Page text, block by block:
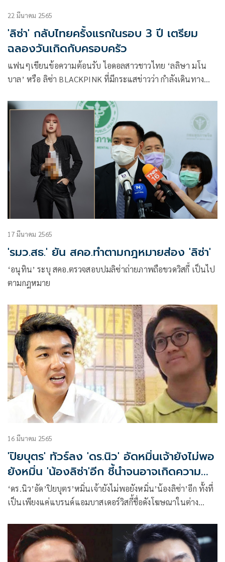
22 มีนาคม 2565
'ลิซ่า' กลับไทยครั้งแรกในรอบ 3 ปี เตรียม
ฉลองวันเกิดกับครอบครัว
แฟนๆเขียนข้อความต้อนรับ ไอดอลสาวชาวไทย ‘ลลิษา มโน
บาล’ หรือ ลิซ่า BLACKPINK ที่มีกระแสข่าวว่า กำลังเดินทาง
17 มีนาคม 2565
'รมว.สธ.' ยัน สคอ.ทำตามกฎหมายส่อง 'ลิซ่า'
‘อนุทิน’ ระบุ สคอ.ตรวจสอบปมลิซ่าถ่ายภาพถือขวดวิสกี้ เป็นไป
ตามกฎหมาย
16 มีนาคม 2565
'ปิยบุตร' ทัวร์ลง 'ดร.นิว' อัดหมิ่นเจ้ายังไม่พอ
ยังหมิ่น 'น้องลิซ่า'อีก ชี้นำจนอาจเกิดความ
เกลียดชัง
‘ดร.นิว’อัด’ปิยบุตร’หมิ่นเจ้ายังไม่พอยังหมิ่น’น้องลิซ่า’อีก ทั้งที่
เป็นเพียงแค่แบรนด์แอมบาสเดอร์วิสกี้ชื่อดังโฆษณาในต่าง
เหลื่อมล้ำชี้นำจนอาจเกิดความเกลียดชัง